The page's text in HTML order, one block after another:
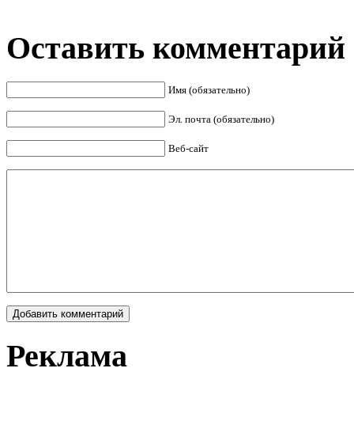
Оставить комментарий
Имя (обязательно)
Эл. почта (обязательно)
Веб-сайт
Реклама